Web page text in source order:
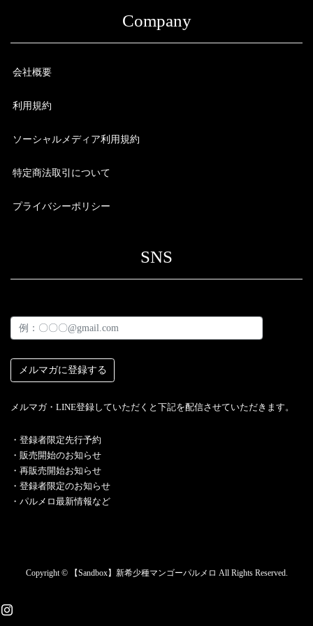
Company
会社概要
利用規約
ソーシャルメディア利用規約
特定商法取引について
プライバシーポリシー
SNS
メルマガ・LINE登録していただくと下記を配信させていただきます。
・︎登録者限定先行予約
・販売開始のお知らせ
・再販売開始お知らせ
・登録者限定のお知らせ
・パルメロ最新情報など
Copyright © 【Sandbox】新希少種マンゴーパルメロ All Rights Reserved.